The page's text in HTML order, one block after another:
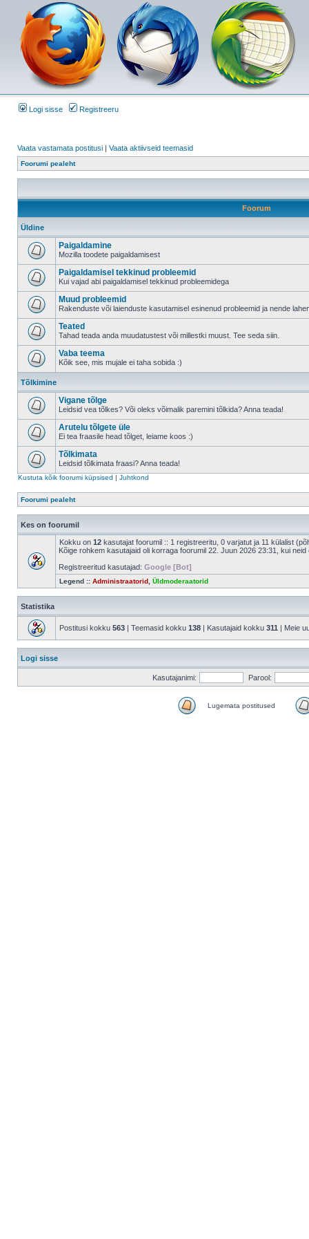
Logi sisse Registreeru
Vaata vastamata postitusi | Vaata aktiivseid teemasid
Foorumi pealeht
Foorum
Üldine
Paigaldamine
Mozilla toodete paigaldamisest
Paigaldamisel tekkinud probleemid
Kui vajad abi paigaldamisel tekkinud probleemidega
Muud probleemid
Rakenduste või laienduste kasutamisel esinenud probleemid ja nende
Teated
Tahad teada anda muudatustest või millestki muust. Tee seda siin.
Vaba teema
Kõik see, mis mujale ei taha sobida :)
Tõlkimine
Vigane tõlge
Leidsid vea tõlkes? Või oleks võimalik paremini tõlkida? Anna teada!
Arutelu tõlgete üle
Ei tea fraasile head tõlget, leiame koos :)
Tõlkimata
Leidsid tõlkimata fraasi? Anna teada!
Kustuta kõik foorumi küpsised | Juhtkond
Foorumi pealeht
Kes on foorumil
Kokku on 12 kasutajat foorumil :: 1 registreeritu, 0 varjatut ja 11 külalist
Kõige rohkem kasutajaid oli korraga foorumil 22. Juun 2026 23:31, kui neid
Registreeritud kasutajad: Google [Bot]
Legend :: Administraatorid Üldmoderaatorid
Statistika
Postitusi kokku 563 | Teemasid kokku 138 | Kasutajaid kokku 311 | Meie
Logi sisse
Kasutajanimi: Parool:
Lugemata postitused